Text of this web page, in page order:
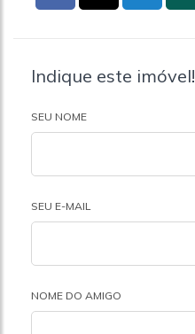
Indique este imóvel!
SEU NOME
SEU E-MAIL
NOME DO AMIGO